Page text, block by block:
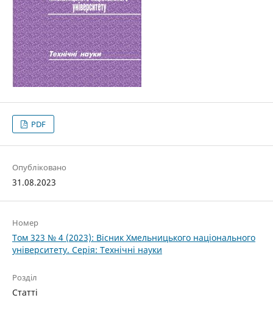
PDF
Опубліковано
31.08.2023
Номер
Том 323 № 4 (2023): Вісник Хмельницького національного
університету. Серія: Технічні науки
Розділ
Статті